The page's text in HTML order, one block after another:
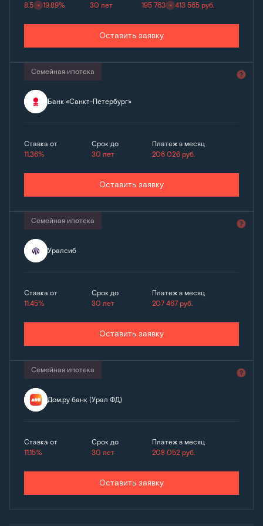
8.5 19.89% 30 лет 195 763 413 565 руб.
Оставить заявку
Семейная ипотека
Банк «Санкт-Петербург»
Ставка от
11.36%
Срок до
30 лет
Платеж в месяц
206 026руб.
Оставить заявку
Семейная ипотека
Уралсиб
Ставка от
11.45%
Срок до
30 лет
Платеж в месяц
207 467руб.
Оставить заявку
Семейная ипотека
Дом.ру банк (Урал ФД)
Ставка от
11.15%
Срок до
30 лет
Платеж в месяц
208 052руб.
Оставить заявку